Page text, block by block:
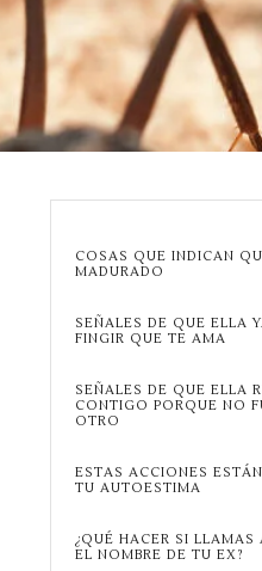
COSAS QUE INDICAN
MADURADO
SEÑALES DE QUE ELLA
FINGIR QUE TE AMA
SEÑALES DE QUE ELLA
CONTIGO PORQUE NO
OTRO
ESTAS ACCIONES
TU AUTOESTIMA
¿QUÉ HACER SI LLAMAS
EL NOMBRE DE TU EX?